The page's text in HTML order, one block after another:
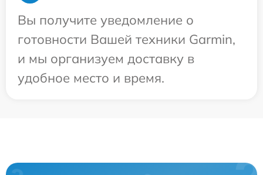
Вы получите уведомление о
готовности Вашей техники Garmin,
и мы организуем доставку в
удобное место и время.